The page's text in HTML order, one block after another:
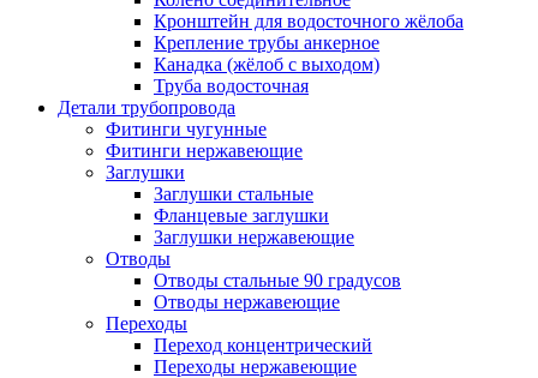
Кронштейн для водосточного жёлоба
Крепление трубы анкерное
Канадка (жёлоб с выходом)
Труба водосточная
Детали трубопровода
Фитинги чугунные
Фитинги нержавеющие
Заглушки
Заглушки стальные
Фланцевые заглушки
Заглушки нержавеющие
Отводы
Отводы стальные 90 градусов
Отводы нержавеющие
Переходы
Переход концентрический
Переходы нержавеющие